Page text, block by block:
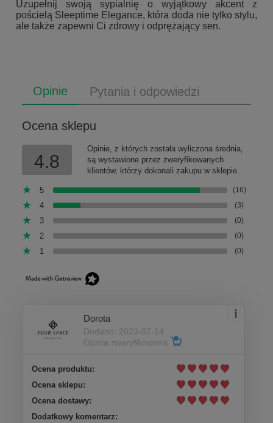
Uzupełnij swoją sypialnię o wyjątkowy akcent z
pościelą Sleeptime Elegance, która doda nie tylko stylu,
ale także zapewni Ci zdrowy i odprężający sen.
Opinie Pytania i odpowiedzi
Ocena sklepu
4.8
Opinie, z których została wyliczona średnia,
są wystawione przez zweryfikowanych
klientów, którzy dokonali zakupu w sklepie.
5 (16)
4 (3)
3 (0)
2 (0)
1 (0)
Dorota
Dodano: 2023-07-14
Opinia zweryfikowana
Ocena produktu:
Ocena sklepu:
Ocena dostawy:
Dodatkowy komentarz: